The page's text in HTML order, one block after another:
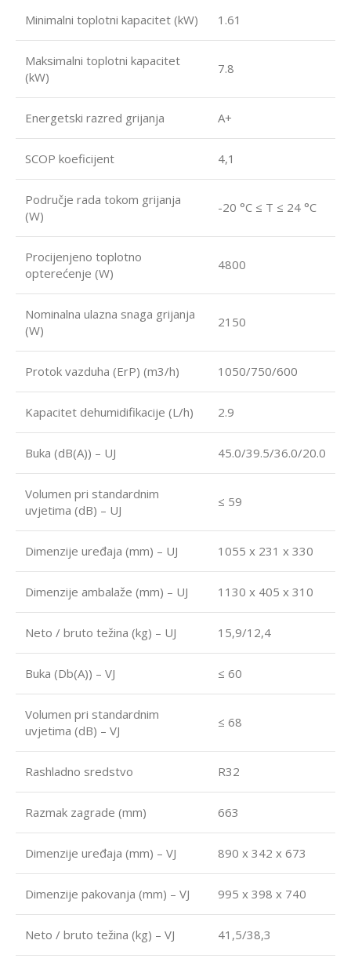
Minimalni toplotni kapacitet (kW) 1.61
Maksimalni toplotni kapacitet
(kW)
7.8
Energetski razred grijanja A+
SCOP koeficijent 4,1
Područje rada tokom grijanja
(W)
-20 °C ≤ T ≤ 24 °C
Procijenjeno toplotno
opterećenje (W)
4800
Nominalna ulazna snaga grijanja
(W)
2150
Protok vazduha (ErP) (m3/h) 1050/750/600
Kapacitet dehumidifikacije (L/h) 2.9
Buka (dB(A)) – UJ 45.0/39.5/36.0/20.0
Volumen pri standardnim
uvjetima (dB) – UJ
≤ 59
Dimenzije uređaja (mm) – UJ 1055 x 231 x 330
Dimenzije ambalaže (mm) – UJ 1130 x 405 x 310
Neto / bruto težina (kg) – UJ 15,9/12,4
Buka (Db(A)) – VJ ≤ 60
Volumen pri standardnim
uvjetima (dB) – VJ
≤ 68
Rashladno sredstvo R32
Razmak zagrade (mm) 663
Dimenzije uređaja (mm) – VJ 890 x 342 x 673
Dimenzije pakovanja (mm) – VJ 995 x 398 x 740
Neto / bruto težina (kg) – VJ 41,5/38,3